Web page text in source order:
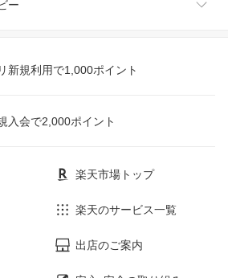
クセサリー
機器
具・収納
ー
ック
新規利用で1,000ポイント
入会で2,000ポイント
楽天市場トップ
楽天のサービス一覧
出店のご案内